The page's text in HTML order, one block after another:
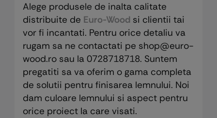
Alege produsele de inalta calitate
distribuite de Euro-Woodsi clientii tai
vor fi incantati. Pentru orice detaliu va
rugam sa ne contactati pe shop@euro-
wood.ro sau la 0728718718. Suntem
pregatiti sa va oferim o gama completa
de solutii pentru finisarea lemnului. Noi
dam culoare lemnului si aspect pentru
orice proiect la care visati.